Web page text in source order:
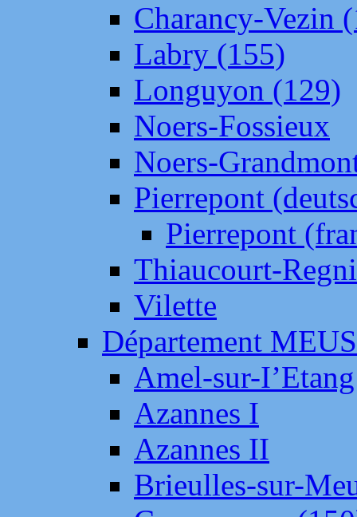
Charancy-Vezin
Labry (155)
Longuyon (129)
Noers-Fossieux
Noers-
Pierrepont
Pierrepont
Thiaucourt-
Vilette
Département
Amel-sur-
Azannes I
Azannes II
Brieulles-sur-